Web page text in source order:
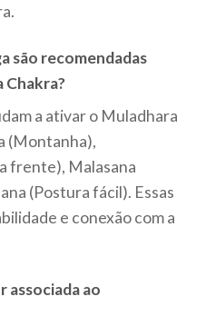
são recomendadas
Chakra?
a ativar o Muladhara
(Montanha),
frente), Malasana
(Postura fácil). Essas
e conexão com a
associada ao